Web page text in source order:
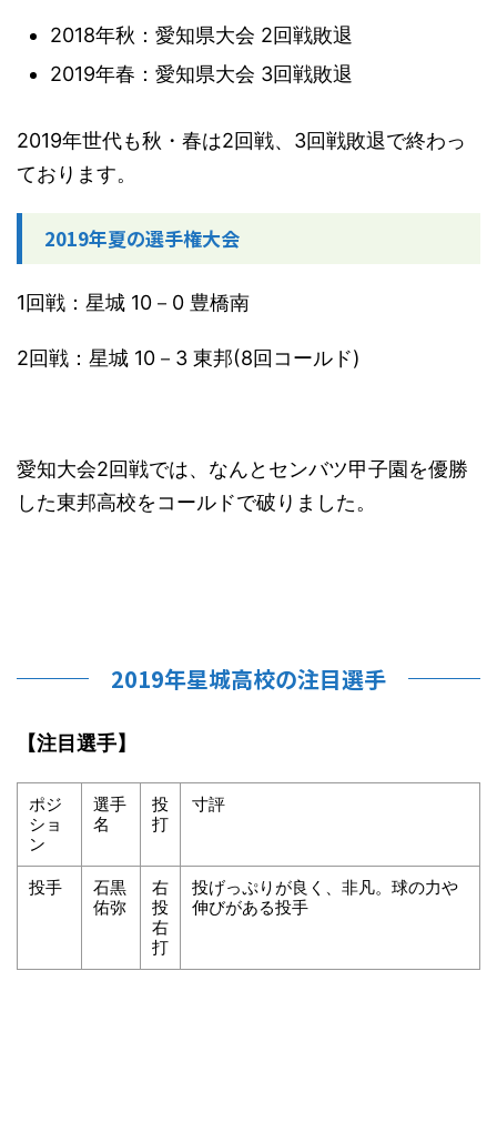
2018年秋：愛知県大会 2回戦敗退
2019年春：愛知県大会 3回戦敗退
2019年世代も秋・春は2回戦、3回戦敗退で終わっ
ております。
2019年夏の選手権大会
1回戦：星城 10－0 豊橋南
2回戦：星城 10－3 東邦(8回コールド)
愛知大会2回戦では、なんとセンバツ甲子園を優勝
した東邦高校をコールドで破りました。
2019年星城高校の注目選手
【注目選手】
ポジ
ショ
ン
選手
名
投
打
寸評
投手
石黒
佑弥
右
投
右
打
投げっぷりが良く、非凡。球の力や
伸びがある投手